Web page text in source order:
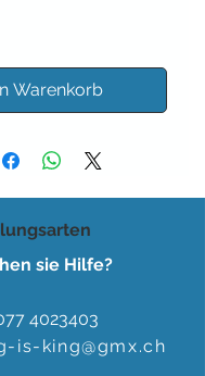
Warenkorb
sie Hilfe?
4023403
is-king@gmx.ch